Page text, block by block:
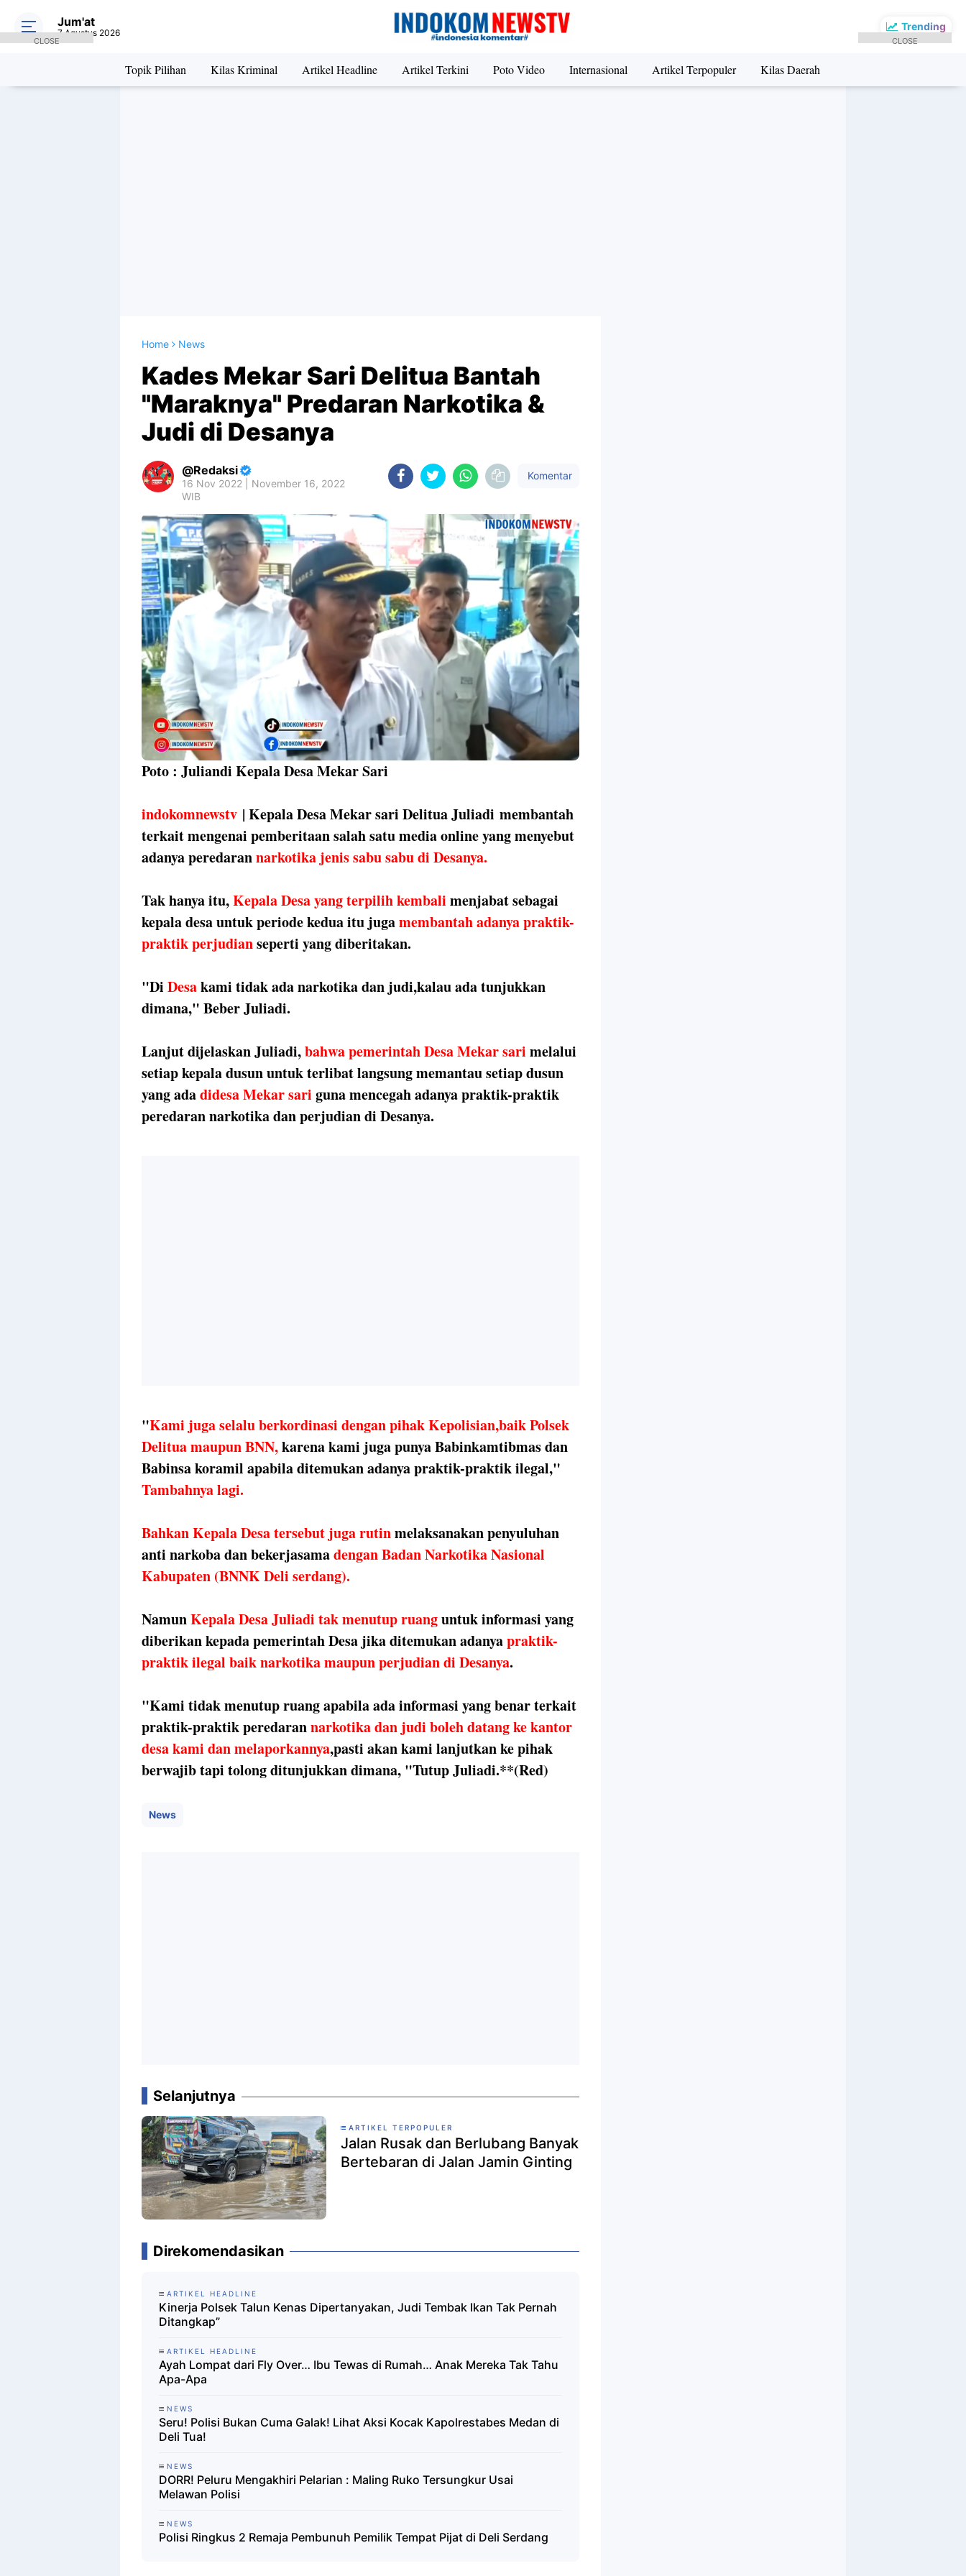
Trending
Jum'at
7 Agustus 2026
Topik Pilihan Kilas Kriminal Artikel Headline Artikel Terkini Poto Video Internasional Artikel Terpopuler Kilas Daerah
Home News
Kades Mekar Sari Delitua Bantah
"Maraknya" Predaran Narkotika &
Judi di Desanya
Redaksi
16 Nov 2022 | November 16, 2022
WIB
Komentar
Poto : Juliandi Kepala Desa Mekar Sari
indokomnewstv | Kepala Desa Mekar sari Delitua Juliadi membantah
terkait mengenai pemberitaan salah satu media online yang menyebut
adanya peredarannarkotika jenis sabu sabu di Desanya.
Tak hanya itu,Kepala Desa yang terpilih kembali menjabat sebagai
kepala desa untuk periode kedua itu jugamembantah adanya praktik-
praktik perjudianseperti yang diberitakan.
"Di Desakami tidak ada narkotika dan judi,kalau ada tunjukkan
dimana," Beber Juliadi.
Lanjut dijelaskan Juliadi,bahwa pemerintah Desa Mekar sari melalui
setiap kepala dusun untuk terlibat langsung memantau setiap dusun
yang adadidesa Mekar sari guna mencegah adanya praktik-praktik
peredaran narkotika dan perjudian di Desanya.
"Kami juga selalu berkordinasi dengan pihak Kepolisian,baik Polsek
Delitua maupun BNN,karena kami juga punya Babinkamtibmas dan
Babinsa koramil apabila ditemukan adanya praktik-praktik ilegal,"
Tambahnya lagi.
Bahkan Kepala Desa tersebut juga rutinmelaksanakan penyuluhan
anti narkoba dan bekerjasamadengan Badan Narkotika Nasional
Kabupaten (BNNK Deli serdang).
NamunKepala Desa Juliadi tak menutup ruanguntuk informasi yang
diberikan kepada pemerintah Desa jika ditemukan adanyapraktik-
praktik ilegal baik narkotika maupun perjudian di Desanya.
"Kami tidak menutup ruang apabila ada informasi yang benar terkait
praktik-praktik peredarannarkotika dan judi boleh datang ke kantor
desa kami dan melaporkannya,pasti akan kami lanjutkan ke pihak
berwajib tapi tolong ditunjukkan dimana, "Tutup Juliadi.**(Red)
News
Selanjutnya
ARTIKEL TERPOPULER
Jalan Rusak dan Berlubang Banyak
Bertebaran di Jalan Jamin Ginting
Direkomendasikan
ARTIKEL HEADLINE
Kinerja Polsek Talun Kenas Dipertanyakan, Judi Tembak Ikan Tak Pernah
Ditangkap”
ARTIKEL HEADLINE
Ayah Lompat dari Fly Over… Ibu Tewas di Rumah… Anak Mereka Tak Tahu
Apa-Apa
NEWS
Seru! Polisi Bukan Cuma Galak! Lihat Aksi Kocak Kapolrestabes Medan di
Deli Tua!
NEWS
DORR! Peluru Mengakhiri Pelarian : Maling Ruko Tersungkur Usai
Melawan Polisi
NEWS
Polisi Ringkus 2 Remaja Pembunuh Pemilik Tempat Pijat di Deli Serdang
CLOSE CLOSE